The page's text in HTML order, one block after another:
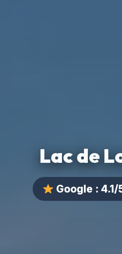
Lac de
Google :4.1/